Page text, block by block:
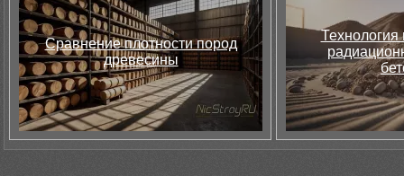
Сравнение плотности пород
древесины
Технология